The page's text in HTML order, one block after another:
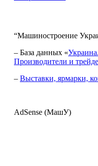
“Машиностроение
– База данных «
Производители и
– Выставки, ярмарки,
AdSense (МашУ)